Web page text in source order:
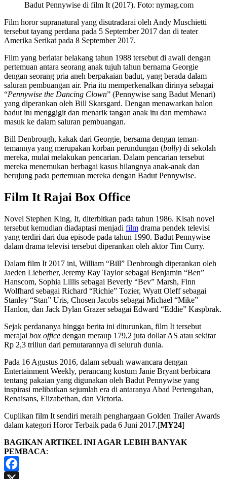
Badut Pennywise di film It (2017). Foto: nymag.com
Film horor supranatural yang disutradarai oleh Andy Muschietti
tersebut tayang perdana pada 5 September 2017 dan di teater
Amerika Serikat pada 8 September 2017.
Film yang berlatar belakang tahun 1988 tersebut di awali dengan
pertemuan antara seorang anak tujuh tahun bernama Georgie
dengan seorang pria aneh berpakaian badut, yang berada dalam
saluran pembuangan air. Pria itu memperkenalkan dirinya sebagai
“Pennywise the Dancing Clown” (Pennywise sang Badut Menari)
yang diperankan oleh Bill Skarsgard. Dengan menawarkan balon
badut itu menggigit dan menarik tangan anak itu dan membawa
masuk ke dalam saluran pembuangan.
Bill Denbrough, kakak dari Georgie, bersama dengan teman-
temannya yang merupakan korban perundungan (bully) di sekolah
mereka, mulai melakukan pencarian. Dalam pencarian tersebut
mereka menemukan berbagai kasus hilangnya anak-anak dan
berujung pada pertemuan mereka dengan Badut Pennywise.
Film It Rajai Box Office
Novel Stephen King, It, diterbitkan pada tahun 1986. Kisah novel
tersebut kemudian diadaptasi menjadi film drama pendek televisi
yang terdiri dari dua episode pada tahun 1990. Badut Pennywise
dalam drama televisi tersebut diperankan oleh aktor Tim Curry.
Dalam film It 2017 ini, William “Bill” Denbrough diperankan oleh
Jaeden Lieberher, Jeremy Ray Taylor sebagai Benjamin “Ben”
Hanscom, Sophia Lillis sebagai Beverly “Bev” Marsh, Finn
Wolfhard sebagai Richard “Richie” Tozier, Wyatt Oleff sebagai
Stanley “Stan” Uris, Chosen Jacobs sebagai Michael “Mike”
Hanlon, dan Jack Dylan Grazer sebagai Edward “Eddie” Kaspbrak.
Sejak perdananya hingga berita ini diturunkan, film It tersebut
merajai box office dengan meraup 179,2 juta dollar AS atau sekitar
Rp 2,3 triliun dari pemutarannya di seluruh dunia.
Pada 16 Agustus 2016, dalam sebuah wawancara dengan
Entertainment Weekly, perancang kostum Janie Bryant berbicara
tentang pakaian yang digunakan oleh Badut Pennywise yang
inspirasi melibatkan sejumlah era di antaranya Abad Pertengahan,
Renaisans, Elizabethan, dan Victoria.
Cuplikan film It sendiri meraih penghargaan Golden Trailer Awards
dalam kategori Horor Terbaik pada 6 Juni 2017.[MY24]
BAGIKAN ARTIKEL INI AGAR LEBIH BANYAK
PEMBACA: